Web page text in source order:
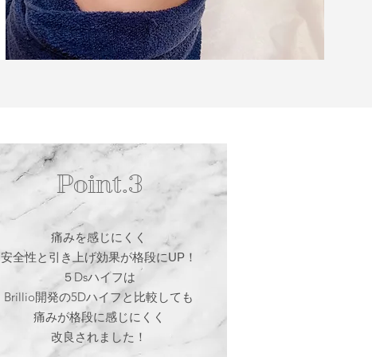
Point.3
痛みを感じにくく
安全性と引き上げ効果が格段にUP！
５Dsハイフは
Brillio開発の5Dハイフと比較しても
痛みが格段に感じにくく
​改良されました！